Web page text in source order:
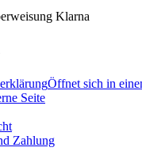
Öffnet sich in
Seite
Zahlung